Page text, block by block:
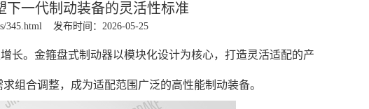
下一代制动装备的灵活性标准
345.html 发布时间：2026-05-25
长。金箍盘式制动器以模块化设计为核心，打造灵活适配的产
组合调整，成为适配范围广泛的高性能制动装备。